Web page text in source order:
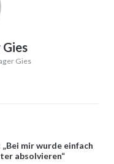
Gies
mir wurde einfach
absolvieren“